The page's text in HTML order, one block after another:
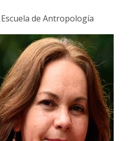
Escuela de Antropología